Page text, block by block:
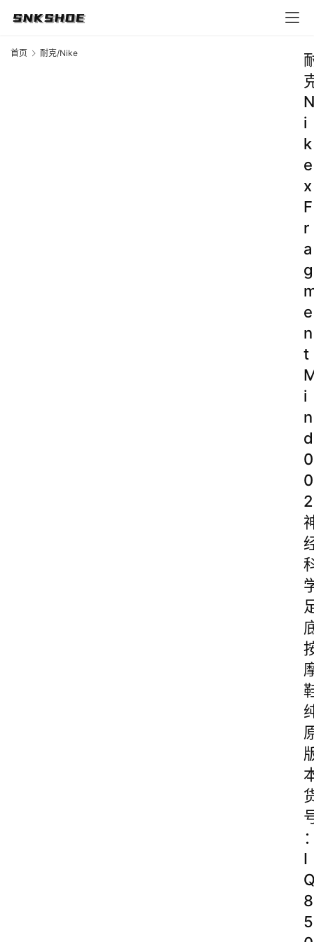
首页 耐克/Nike
N
i
k
e
x
F
r
a
g
e
n
t
i
n
d
0
0
2
I
8
5